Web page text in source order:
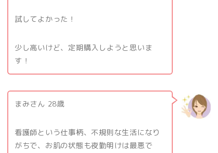
試してよかった！
少し高いけど、定期購入しようと思いま
す！
まみさん 28歳
看護師という仕事柄、不規則な生活になり
がちで、お肌の状態も夜勤明けは最悪で